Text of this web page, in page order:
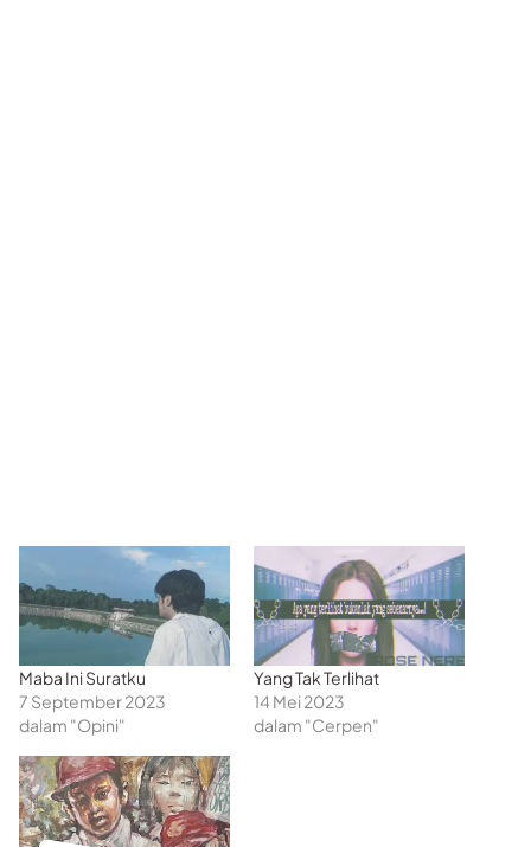
Maba Ini Suratku
7 September 2023
dalam "Opini"
Yang Tak Terlihat
14 Mei 2023
dalam "Cerpen"